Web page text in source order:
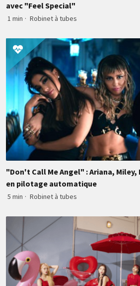
avec "Feel Special"
1 min · Robinet à tubes
"Don't Call Me Angel" : Ariana,
en pilotage automatique
5 min · Robinet à tubes